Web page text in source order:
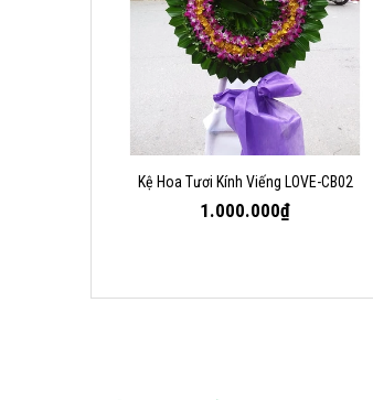
Kệ Hoa Tươi Kính Viếng LOVE-CB02
1.000.000₫